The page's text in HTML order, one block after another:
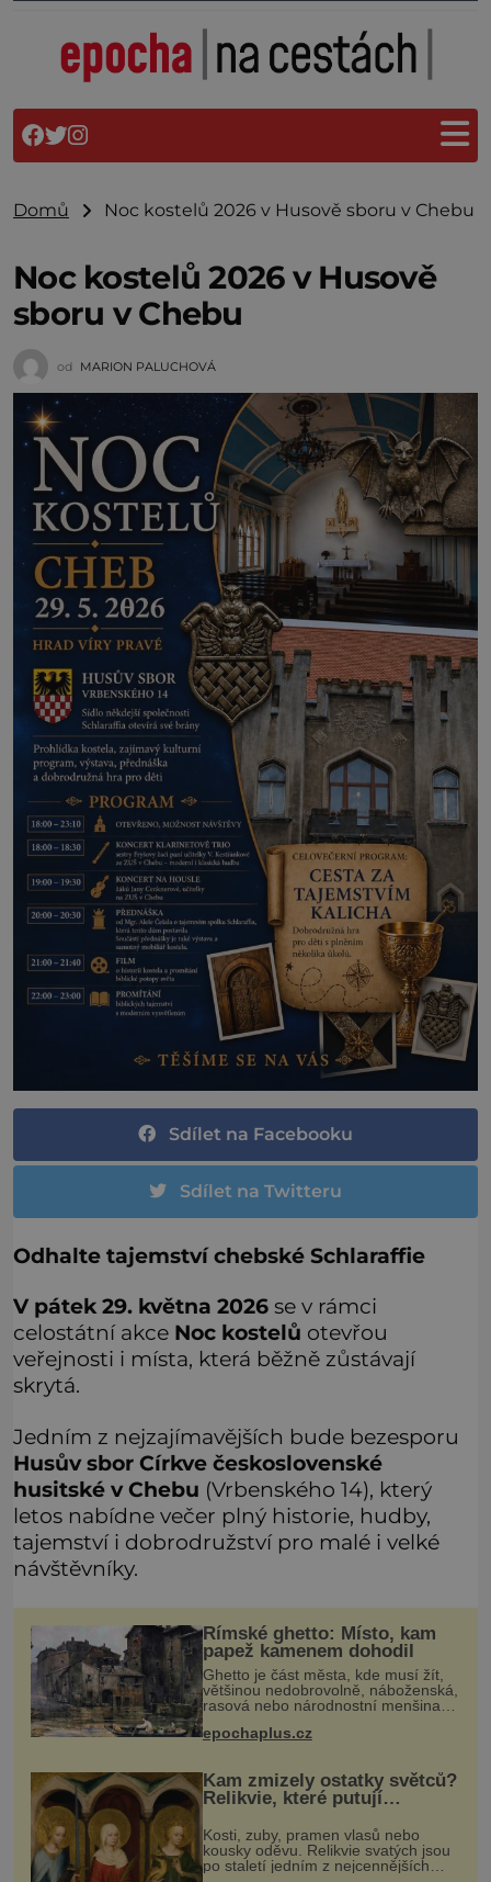
Domů Noc kostelů 2026 v Husově sboru v Chebu
Noc kostelů 2026 v Husově
sboru v Chebu
od MARION PALUCHOVÁ
Sdílet na Facebooku
Sdílet na Twitteru
Odhalte tajemství chebské Schlaraffie
V pátek 29. května 2026 se v rámci
celostátní akce Noc kostelů otevřou
veřejnosti i místa, která běžně zůstávají
skrytá.
Jedním z nejzajímavějších bude bezesporu
Husův sbor Církve československé
husitské v Chebu (Vrbenského 14), který
letos nabídne večer plný historie, hudby,
tajemství i dobrodružství pro malé i velké
návštěvníky.
Římské ghetto: Místo, kam
papež kamenem dohodil
Ghetto je část města, kde musí žít,
většinou nedobrovolně, náboženská,
rasová nebo národnostní menšina
obyvatel. Bohaté historické
zkušenosti mají s takovým životem
epochaplus.cz
Kam zmizely ostatky světců?
Relikvie, které putují
Kosti, zuby, pramen vlasů nebo
kousky oděvu. Relikvie svatých jsou
po staletí jedním z nejcennějších